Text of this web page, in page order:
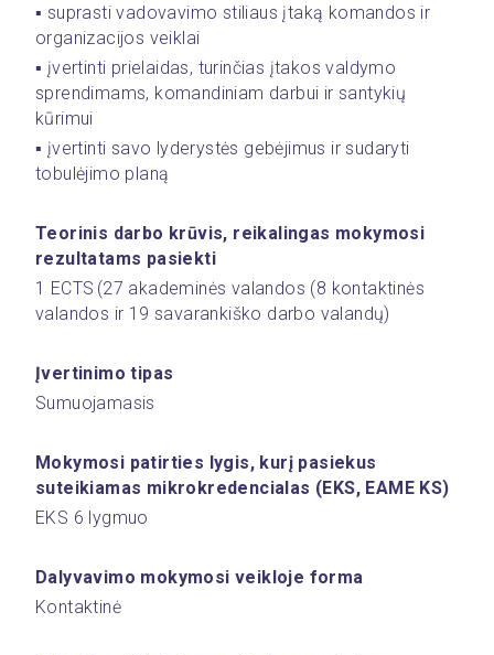
▪️ suprasti vadovavimo stiliaus įtaką komandos ir
organizacijos veiklai
▪️ įvertinti prielaidas, turinčias įtakos valdymo
sprendimams, komandiniam darbui ir santykių
kūrimui
▪️ įvertinti savo lyderystės gebėjimus ir sudaryti
tobulėjimo planą
Teorinis darbo krūvis, reikalingas mokymosi
rezultatams pasiekti
1 ECTS (27 akademinės valandos (8 kontaktinės
valandos ir 19 savarankiško darbo valandų)
Įvertinimo tipas
Sumuojamasis
Mokymosi patirties lygis, kurį pasiekus
suteikiamas mikrokredencialas (EKS, EAME KS)
EKS 6 lygmuo
Dalyvavimo mokymosi veikloje forma
Kontaktinė